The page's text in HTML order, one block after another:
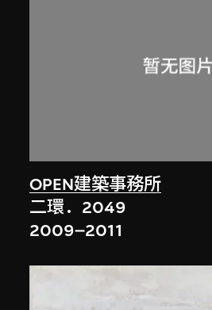
OPEN建築事務所
二環．2049
2009–2011